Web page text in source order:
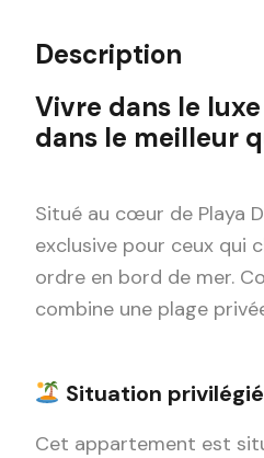
Description
Vivre dans le
dans le meilleur
Situé au cœur de Playa
exclusive pour ceux qui
ordre en bord de mer.
combine une plage
Situation
Cet appartement est